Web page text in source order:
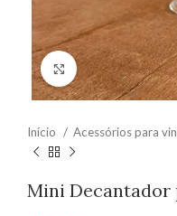
Click to enlarge
Início Acessórios para
Mini Decantador